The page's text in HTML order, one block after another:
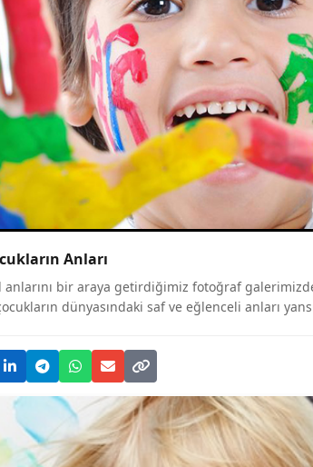
Anları
bir araya getirdiğimiz fotoğraf
dünyasındaki saf ve eğlenceli anları